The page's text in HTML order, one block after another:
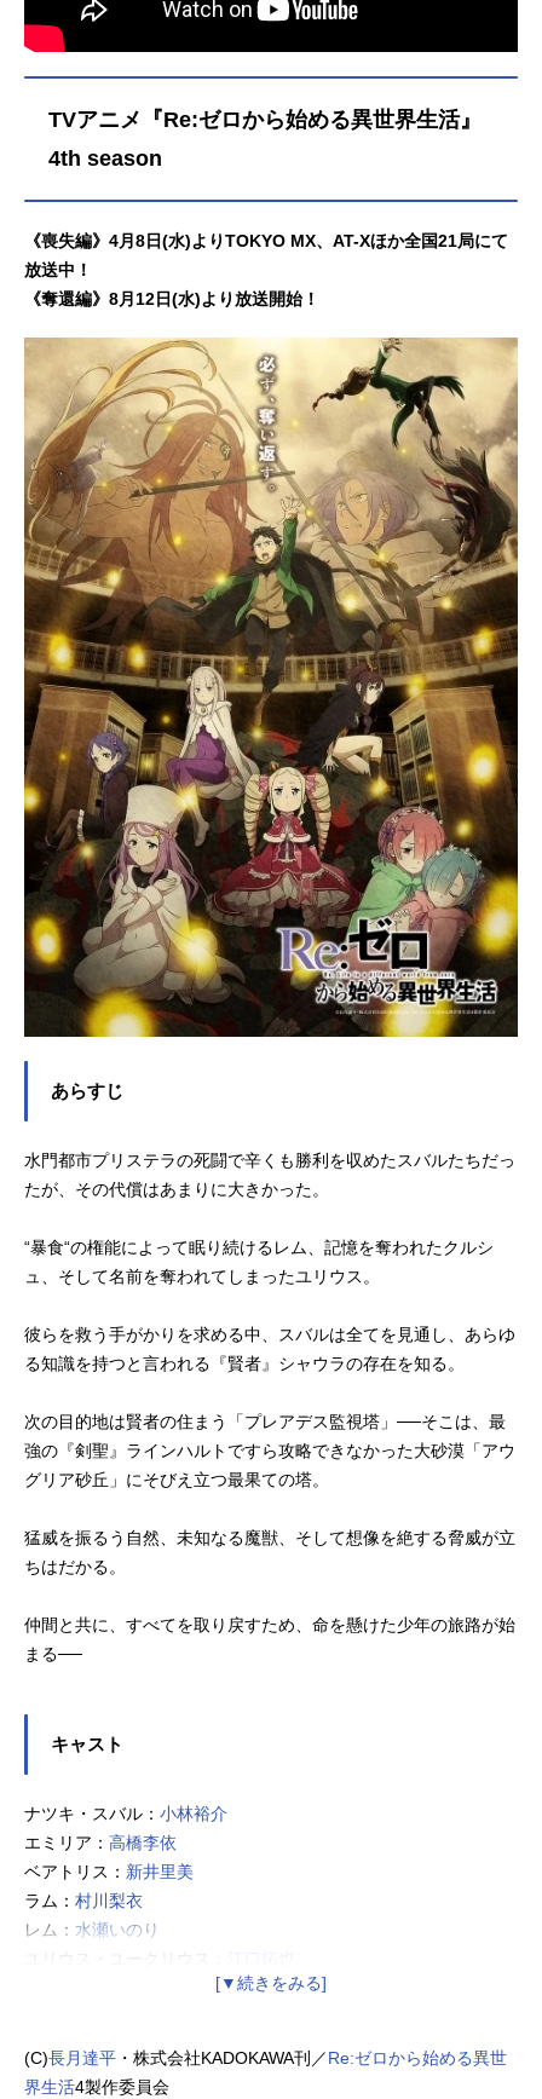
TVアニメ『Re:ゼロから始める異世界生活』
4th season
《喪失編》4月8日(水)よりTOKYO MX、AT-Xほか全国21局にて
放送中！
《奪還編》8月12日(水)より放送開始！
あらすじ
水門都市プリステラの死闘で辛くも勝利を収めたスバルたちだっ
たが、その代償はあまりに大きかった。
“暴食“の権能によって眠り続けるレム、記憶を奪われたクルシ
ュ、そして名前を奪われてしまったユリウス。
彼らを救う手がかりを求める中、スバルは全てを見通し、あらゆ
る知識を持つと言われる『賢者』シャウラの存在を知る。
次の目的地は賢者の住まう「プレアデス監視塔」──そこは、最
強の『剣聖』ラインハルトですら攻略できなかった大砂漠「アウ
グリア砂丘」にそびえ立つ最果ての塔。
猛威を振るう自然、未知なる魔獣、そして想像を絶する脅威が立
ちはだかる。
仲間と共に、すべてを取り戻すため、命を懸けた少年の旅路が始
まる──
キャスト
ナツキ・スバル： 小林裕介
エミリア： 高橋李依
ベアトリス： 新井里美
ラム： 村川梨衣
レム： 水瀬いのり
ユリウス・ユークリウス：
アナスタシア・ホーシン：植田佳奈
シャウラ：
ファイルーズあい
レイド・アストレア：
(C)長月達平 ・株式会社KADOKAWA刊／Re:ゼロから始める異世
界生活4製作委員会